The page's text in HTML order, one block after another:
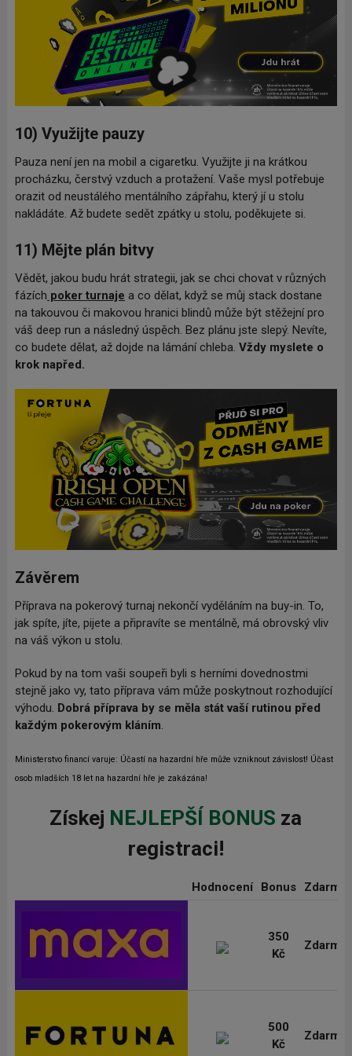
10) Využijte pauzy
Pauza není jen na mobil a cigaretku. Využijte ji na krátkou
procházku, čerstvý vzduch a protažení. Vaše mysl potřebuje
orazit od neustálého mentálního zápřahu, který jí u stolu
nakládáte. Až budete sedět zpátky u stolu, poděkujete si.
11) Mějte plán bitvy
Vědět, jakou budu hrát strategii, jak se chci chovat v různých
fázích poker turnaje a co dělat, když se můj stack dostane
na takouvou či makovou hranici blindů může být stěžejní pro
váš deep run a následný úspěch. Bez plánu jste slepý. Nevíte,
co budete dělat, až dojde na lámání chleba. Vždy myslete o
krok napřed.
Závěrem
Příprava na pokerový turnaj nekončí vyděláním na buy-in. To,
jak spíte, jíte, pijete a připravíte se mentálně, má obrovský vliv
na váš výkon u stolu.
Pokud by na tom vaši soupeři byli s herními dovednostmi
stejně jako vy, tato příprava vám může poskytnout rozhodující
výhodu. Dobrá příprava by se měla stát vaší rutinou před
každým pokerovým kláním.
Ministerstvo financí varuje: Účastí na hazardní hře může vzniknout závislost! Účast
osob mladších 18 let na hazardní hře je zakázána!
Získej NEJLEPŠÍ BONUS za
registraci!
Hodnocení Bonus Zdarma
350
Kč
Zdarma
500
Kč
Zdarma